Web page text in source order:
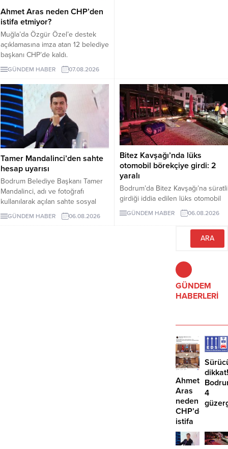
Ahmet Aras neden CHP’den
istifa etmiyor?
Muğla’da Özgür Özel’e destek
açıklamasına imza atan 12 belediye
başkanı CHP’de kaldı.
Milletvekilleri Yeni Parti’ye
geçerken belediye başkanlarının
tutumu ve CHP yönetiminin
sessizliği tartışılıyor.
GÜNDEM HABER 07.08.2026
Tamer Mandalinci’den sahte
hesap uyarısı
Bodrum Belediye Başkanı Tamer
Mandalinci, adı ve fotoğrafı
kullanılarak açılan sahte sosyal
medya hesaplarına karşı uyarıda
bulundu. Mandalinci, tek resmî
GÜNDEM HABER 06.08.2026
Bitez Kavşağı’nda lüks
otomobil börekçiye girdi: 2
yaralı
Bodrum’da Bitez Kavşağı’na süratli
girdiği iddia edilen lüks otomobil
börekçiye girdi. Kazada sürücü ve
GÜNDEM HABER 06.08.2026
GÜNDEM
HABERLERİ
Ahmet
Aras
neden
CHP’den
istifa
etmiyor?
dikkat!
4